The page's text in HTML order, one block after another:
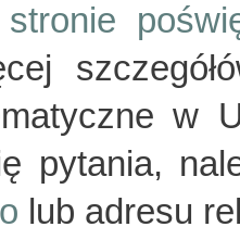
stronie
w
pytania,
lub adresu